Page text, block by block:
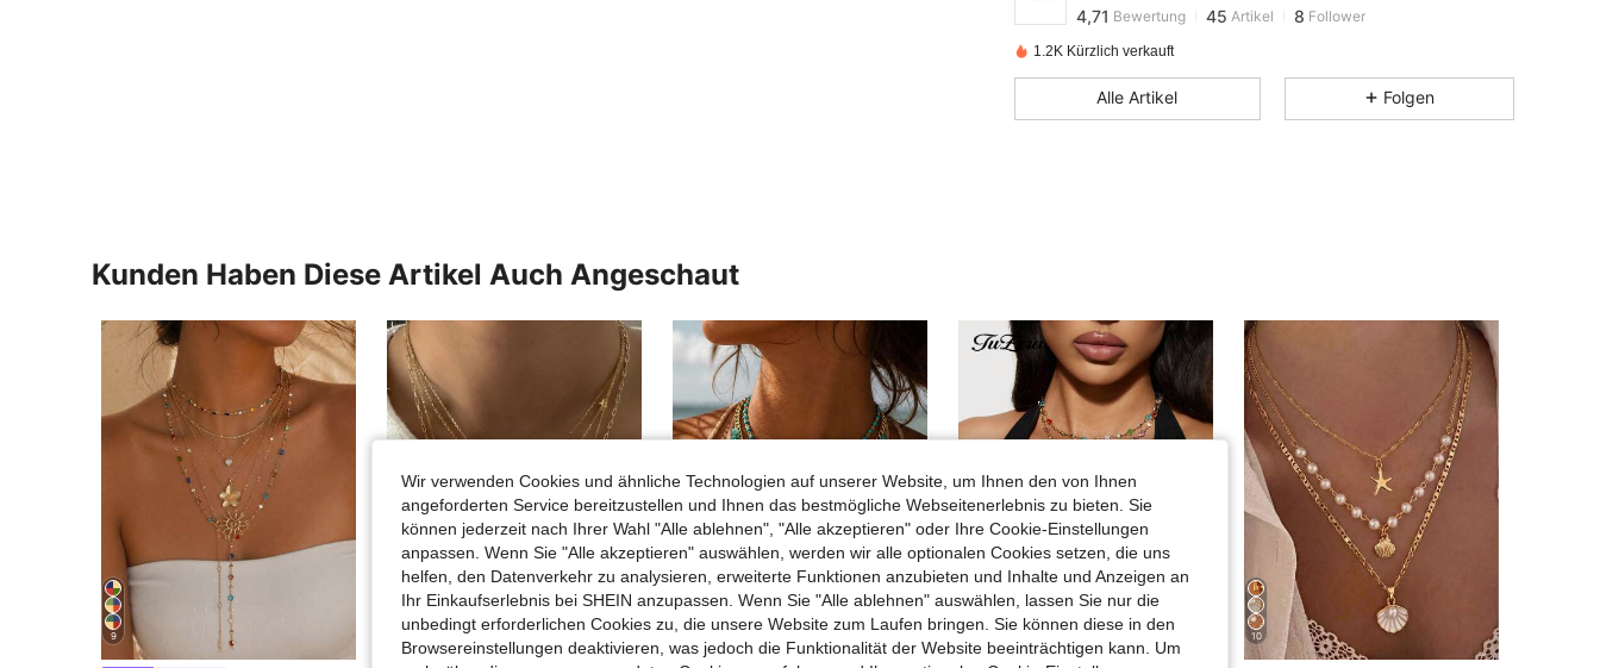
4,71 Bewertung 45 Artikel 8 Follower
ist
1.2K Kürzlich verkauft
Alle Artikel Folgen
Kunden Haben Diese Artikel Auch Angeschaut
9 0,01€ sparen 10
Wir verwenden Cookies und ähnliche Technologien auf unserer Website, um Ihnen den von Ihnen
angeforderten Service bereitzustellen und Ihnen das bestmögliche Webseitenerlebnis zu bieten. Sie
können jederzeit nach Ihrer Wahl "Alle ablehnen", "Alle akzeptieren" oder Ihre Cookie-Einstellungen
anpassen. Wenn Sie "Alle akzeptieren" auswählen, werden wir alle optionalen Cookies setzen, die uns
helfen, den Datenverkehr zu analysieren, erweiterte Funktionen anzubieten und Inhalte und Anzeigen an
Ihr Einkaufserlebnis bei SHEIN anzupassen. Wenn Sie "Alle ablehnen" auswählen, lassen Sie nur die
unbedingt erforderlichen Cookies zu, die unsere Website zum Laufen bringen. Sie können diese in den
Browsereinstellungen deaktivieren, was jedoch die Funktionalität der Website beeinträchtigen kann. Um